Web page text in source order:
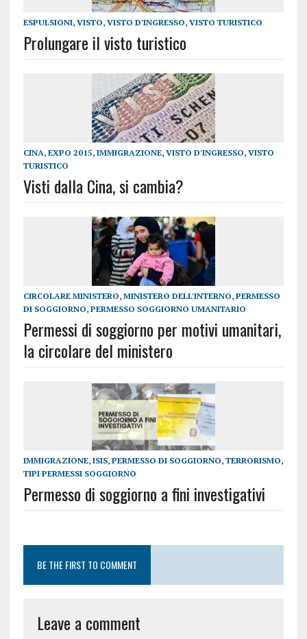
ESPULSIONI, VISTO, VISTO D'INGRESSO, VISTO TURISTICO
Prolungare il visto turistico
CINA, EXPO 2015, IMMIGRAZIONE, VISTO D'INGRESSO, VISTO
TURISTICO
Visti dalla Cina, si cambia?
CIRCOLARE MINISTERO, MINISTERO DELL'INTERNO, PERMESSO
DI SOGGIORNO, PERMESSO SOGGIORNO UMANITARIO
Permessi di soggiorno per motivi umanitari,
la circolare del ministero
IMMIGRAZIONE, ISIS, PERMESSO DI SOGGIORNO, TERRORISMO,
TIPI PERMESSI SOGGIORNO
Permesso di soggiorno a fini investigativi
BE THE FIRST TO COMMENT
Leave a comment